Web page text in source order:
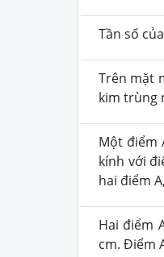
Tần số
Trên mặt
kim trùng
Một điểm
kính với
hai điểm
Hai điểm
cm. Điểm